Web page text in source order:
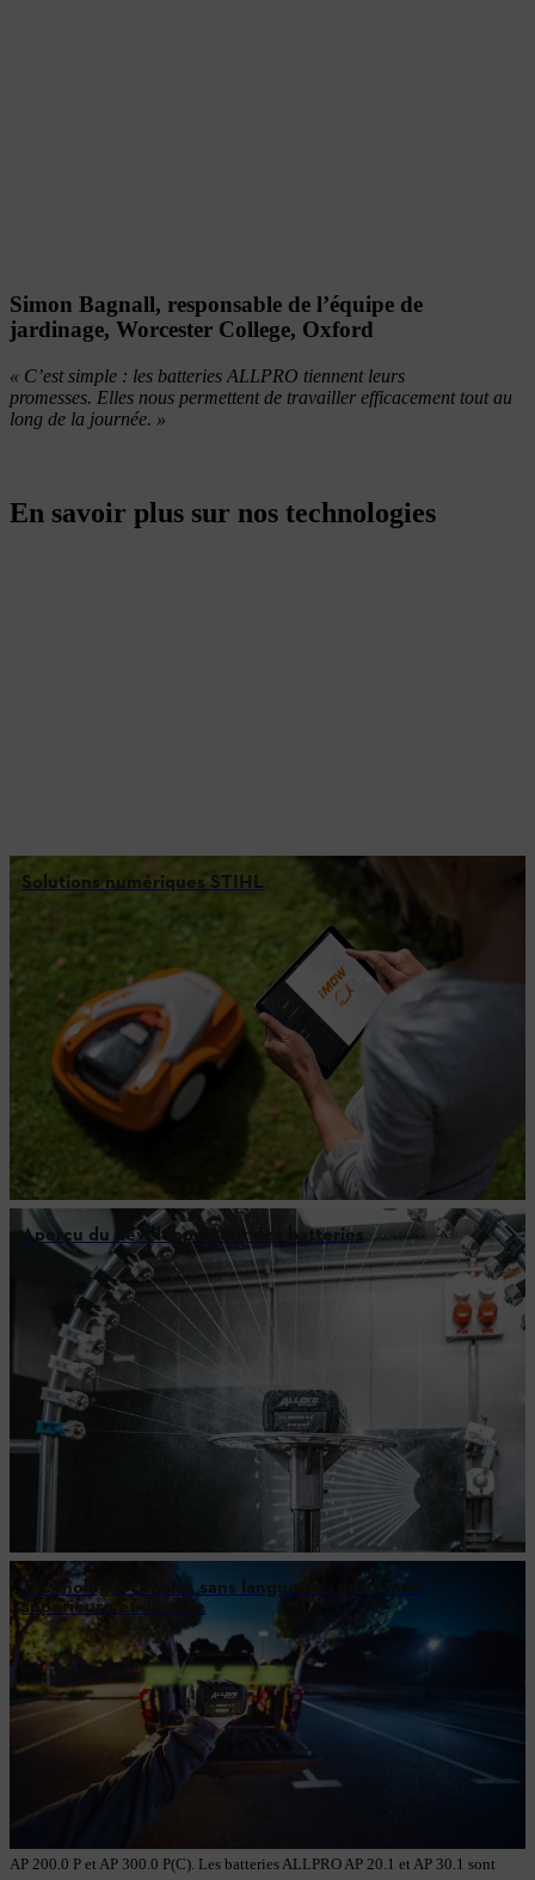
Simon Bagnall, responsable de l’équipe de
jardinage, Worcester College, Oxford
« C’est simple : les batteries ALLPRO tiennent leurs
promesses. Elles nous permettent de travailler efficacement tout au
long de la journée. »
En savoir plus sur nos technologies
Solutions numériques STIHL
Aperçu du développement des batteries
Technologie cellules sans languette : puissance
supérieure et durable
1 Comparaison avec les modèles AP 300.0 P(C) et AP 300 S.
2 Temps de charge à des températures ambiantes et de batterie comprises entre
25 et 40 °C, en combinaison avec l'AL 1802 MO. Valable pour les batteries
ALLPRO AP 100.0 P, AP 200.0 P et AP 300.0 P(C).
3 Cycles de charge : Jusqu'à 3 000 cycles sans perte notable de performances ;
peut encore être utilisé par la suite. Valable uniquement pour les batteries
ALLPRO AP 100.0 P, AP 200.0 P et AP 300.0 P(C).
AP 200.0 P et AP 300.0 P(C). Les batteries ALLPRO AP 20.1 et AP 30.1 sont